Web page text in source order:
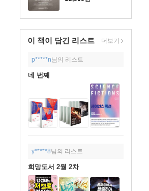
이 책이 담긴 리스트 더보기
p*****n님의 리스트
네 번째
y*****8님의 리스트
희망도서 2월 2차